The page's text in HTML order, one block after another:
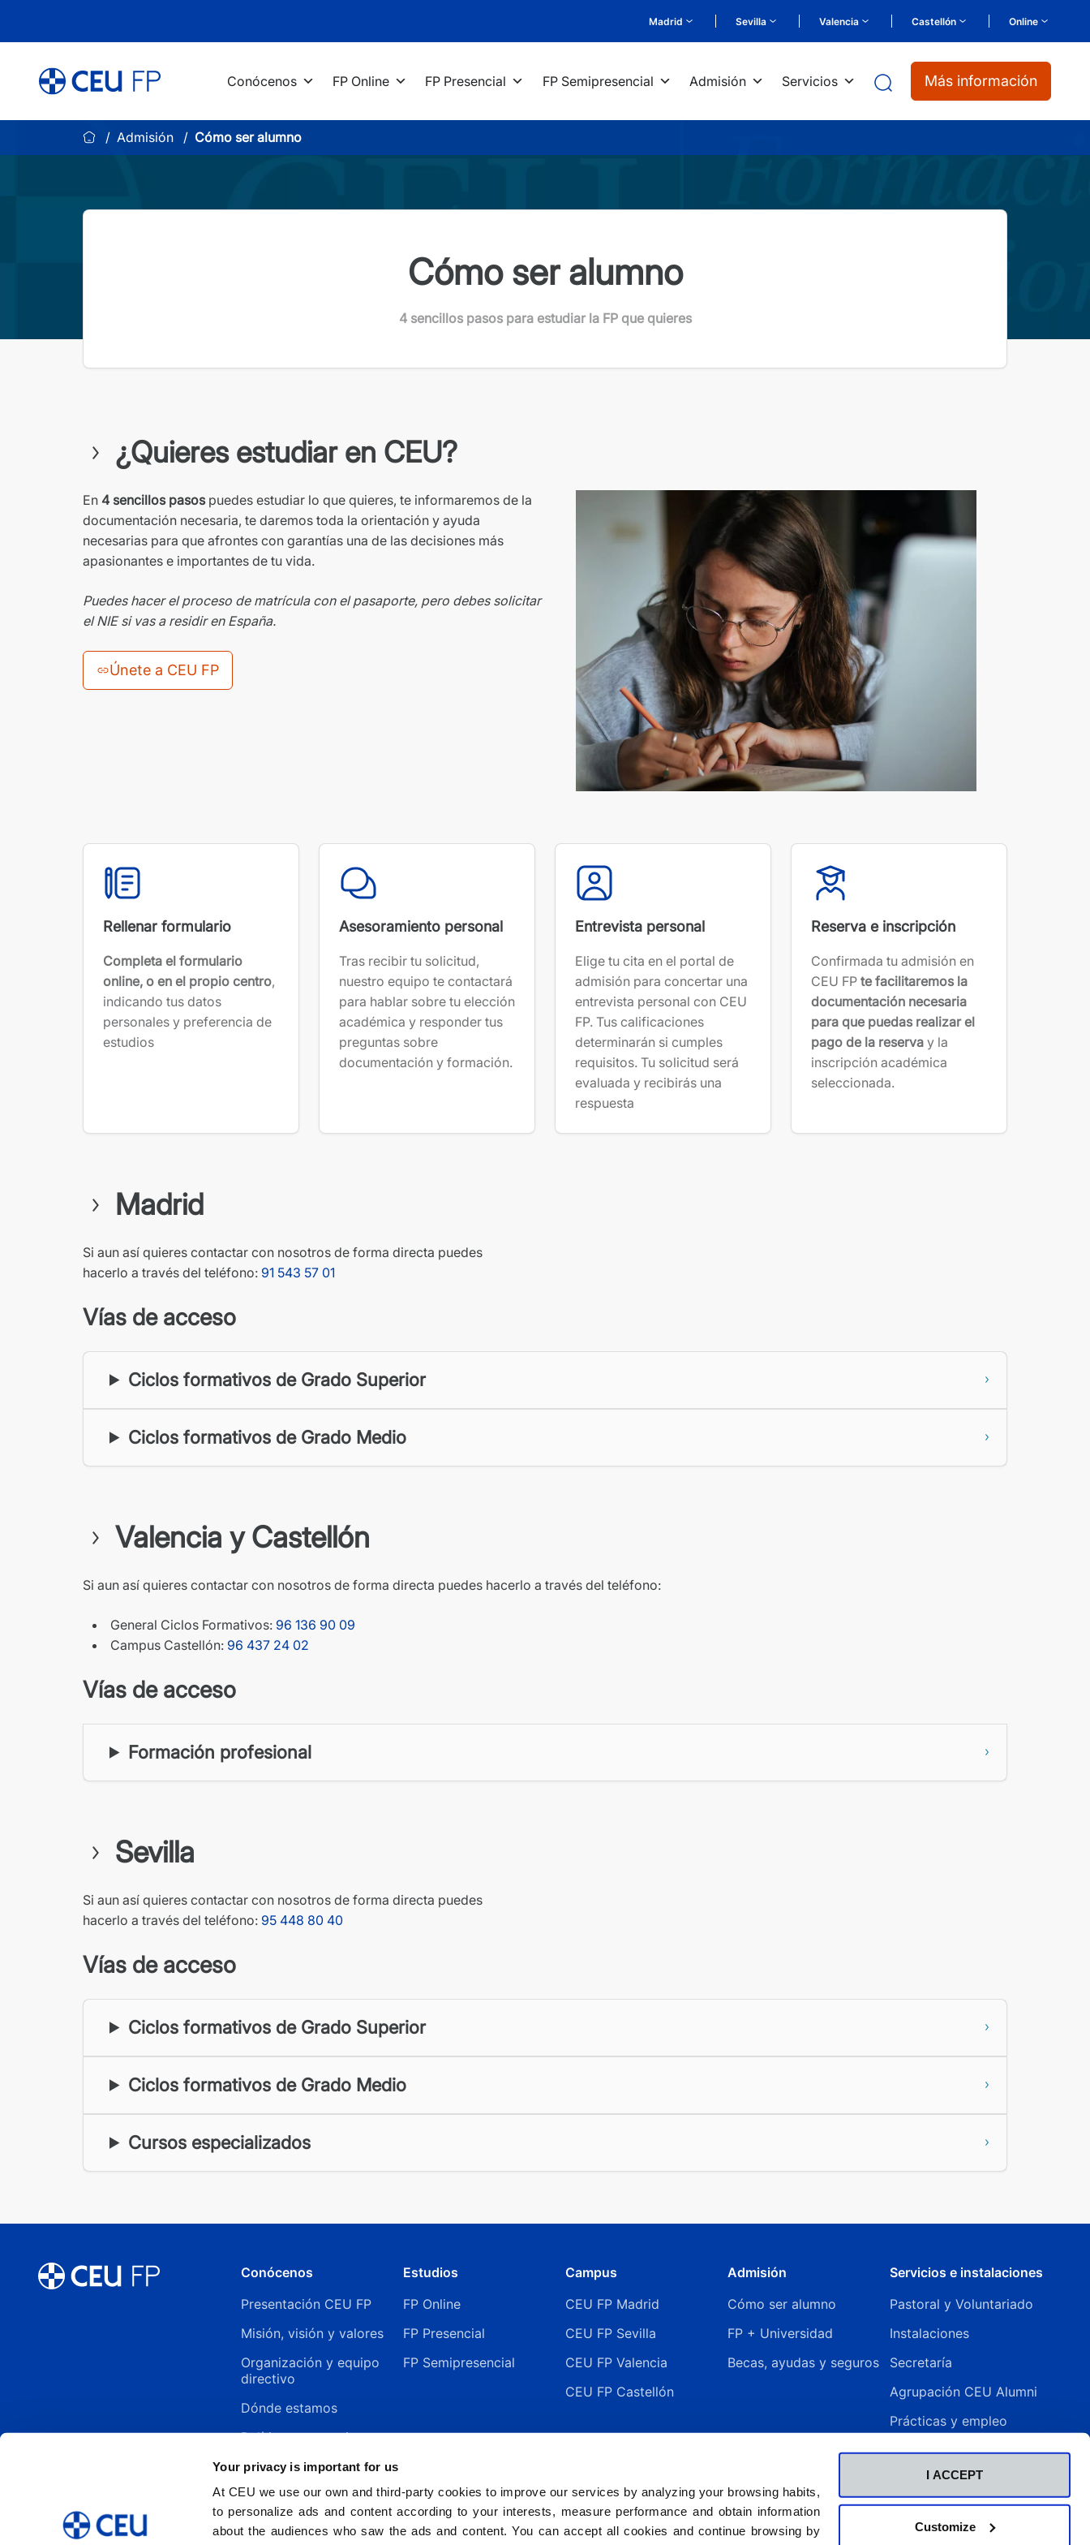
Your privacy is important for us
At CEU we use our own and third-party cookies to improve our services by analyzing your browsing habits,
to personalize ads and content according to your interests, measure performance and obtain information
about the audiences who saw the ads and content. You can accept all cookies and continue browsing by
I ACCEPT
Customize
Madrid Sevilla Valencia Castellón Online
Conócenos FP Online FP Presencial FP Semipresencial Admisión Servicios Más información
Admisión Cómo ser alumno
Cómo ser alumno
4 sencillos pasos para estudiar la FP que quieres
¿Quieres estudiar en CEU?
En 4 sencillos pasospuedes estudiar lo que quieres, te informaremos de la
documentación necesaria, te daremos toda la orientación y ayuda
necesarias para que afrontes con garantías una de las decisiones más
apasionantes e importantes de tu vida.
Puedes hacer el proceso de matrícula con el pasaporte, pero debes solicitar
el NIE si vas a residir en España.
Únete a CEU FP
Rellenar formulario
Completa el formulario
online, o en el propio centro,
indicando tus datos
personales y preferencia de
estudios
Asesoramiento personal
Tras recibir tu solicitud,
nuestro equipo te contactará
para hablar sobre tu elección
académica y responder tus
preguntas sobre
documentación y formación.
Entrevista personal
Elige tu cita en el portal de
admisión para concertar una
entrevista personal con CEU
FP. Tus calificaciones
determinarán si cumples
requisitos. Tu solicitud será
evaluada y recibirás una
respuesta
Reserva e inscripción
Confirmada tu admisión en
CEU FP te facilitaremos la
documentación necesaria
para que puedas realizar el
pago de la reserva y la
inscripción académica
seleccionada.
Madrid
Si aun así quieres contactar con nosotros de forma directa puedes
hacerlo a través del teléfono: 91 543 57 01
Vías de acceso
Ciclos formativos de Grado Superior
Ciclos formativos de Grado Medio
Valencia y Castellón
Si aun así quieres contactar con nosotros de forma directa puedes hacerlo a través del teléfono:
General Ciclos Formativos: 96 136 90 09
Campus Castellón: 96 437 24 02
Vías de acceso
Formación profesional
Sevilla
Si aun así quieres contactar con nosotros de forma directa puedes
hacerlo a través del teléfono: 95 448 80 40
Vías de acceso
Ciclos formativos de Grado Superior
Ciclos formativos de Grado Medio
Cursos especializados
Conócenos
Presentación CEU FP
Misión, visión y valores
Organización y equipo
directivo
Dónde estamos
Política y normativa
Estudios
FP Online
FP Presencial
FP Semipresencial
Campus
CEU FP Madrid
CEU FP Sevilla
CEU FP Valencia
CEU FP Castellón
Admisión
Cómo ser alumno
FP + Universidad
Becas, ayudas y seguros
Servicios e instalaciones
Pastoral y Voluntariado
Instalaciones
Secretaría
Agrupación CEU Alumni
Prácticas y empleo
Biblioteca – CRAI
Internacional e Idiomas
Erasmus+